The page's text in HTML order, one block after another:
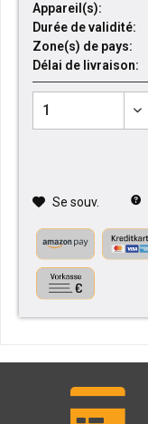
Appareil(s):
Durée de validité:
Zone(s) de pays:
Délai de livraison:
Se souv.